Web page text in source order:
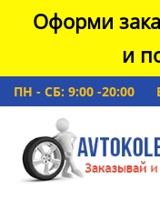
Оформи
и
ПН - СБ: 9:00 -20:00